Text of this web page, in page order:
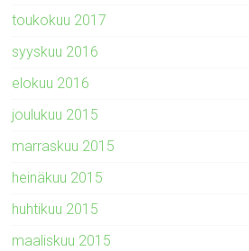
toukokuu 2017
syyskuu 2016
elokuu 2016
joulukuu 2015
marraskuu 2015
heinäkuu 2015
huhtikuu 2015
maaliskuu 2015